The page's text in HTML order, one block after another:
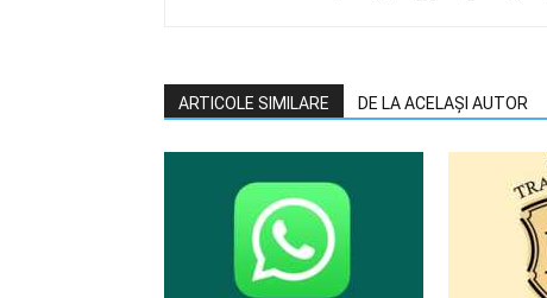
ARTICOLE SIMILARE DE LA ACELAȘI AUTOR